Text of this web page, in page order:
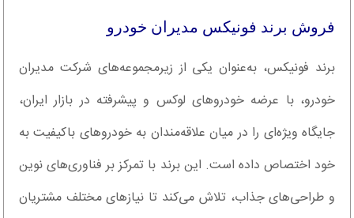
فروش برند فونیکس مدیران خودرو
برند فونیکس، به‌عنوان یکی از زیرمجموعه‌های شرکت مدیران
خودرو، با عرضه خودروهای لوکس و پیشرفته در بازار ایران،
جایگاه ویژه‌ای را در میان علاقه‌مندان به خودروهای باکیفیت به
خود اختصاص داده است. این برند با تمرکز بر فناوری‌های نوین
و طراحی‌های جذاب، تلاش می‌کند تا نیازهای مختلف مشتریان